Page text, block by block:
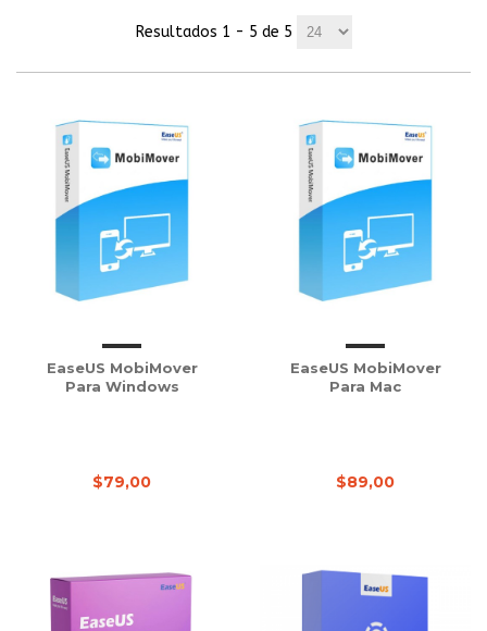
Resultados 1 - 5 de 5
EaseUS MobiMover
Para Windows
$79,00
EaseUS MobiMover
Para Mac
$89,00